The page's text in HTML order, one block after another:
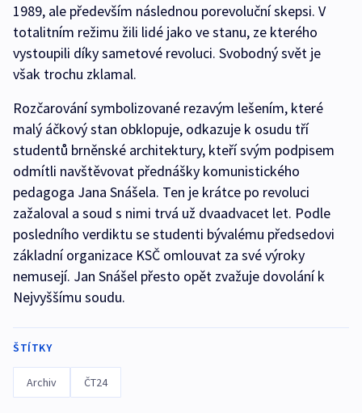
1989, ale především následnou porevoluční skepsi. V
totalitním režimu žili lidé jako ve stanu, ze kterého
vystoupili díky sametové revoluci. Svobodný svět je
však trochu zklamal.
Rozčarování symbolizované rezavým lešením, které
malý áčkový stan obklopuje, odkazuje k osudu tří
studentů brněnské architektury, kteří svým podpisem
odmítli navštěvovat přednášky komunistického
pedagoga Jana Snášela. Ten je krátce po revoluci
zažaloval a soud s nimi trvá už dvaadvacet let. Podle
posledního verdiktu se studenti bývalému předsedovi
základní organizace KSČ omlouvat za své výroky
nemusejí. Jan Snášel přesto opět zvažuje dovolání k
Nejvyššímu soudu.
ŠTÍTKY
Archiv ČT24